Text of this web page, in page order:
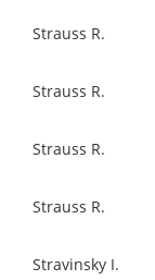
Strauss R.
Strauss R.
Strauss R.
Strauss R.
Stravinsky I.